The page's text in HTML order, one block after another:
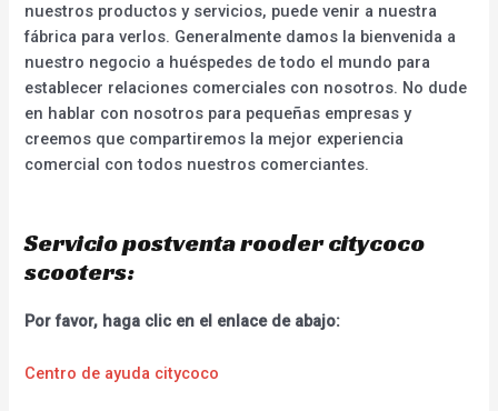
nuestros productos y servicios, puede venir a nuestra
fábrica para verlos. Generalmente damos la bienvenida a
nuestro negocio a huéspedes de todo el mundo para
establecer relaciones comerciales con nosotros. No dude
en hablar con nosotros para pequeñas empresas y
creemos que compartiremos la mejor experiencia
comercial con todos nuestros comerciantes.
Servicio postventa rooder citycoco
scooters:
Por favor, haga clic en el enlace de abajo:
Centro de ayuda citycoco